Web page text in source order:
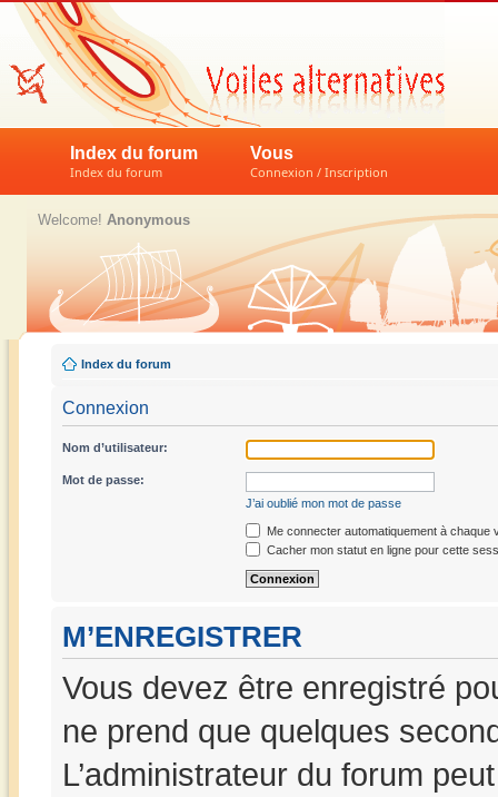
Index du forum
Index du forum
Vous
Connexion / Inscription
Welcome! Anonymous
Index du forum
Connexion
Nom d’utilisateur:
Mot de passe:
J’ai oublié mon mot de passe
Me connecter automatiquement à chaque
Cacher mon statut en ligne pour cette
M’ENREGISTRER
Vous devez être enregistré
ne prend que quelques
L’administrateur du forum